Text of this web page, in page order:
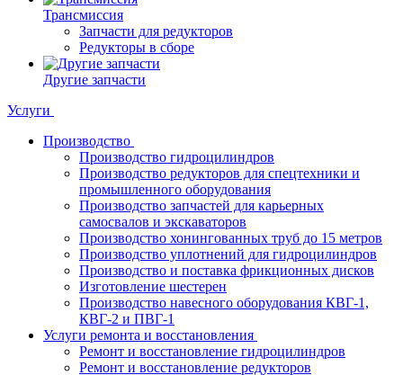
Трансмиссия
Запчасти для редукторов
Редукторы в сборе
Другие запчасти
Услуги
Производство
Производство гидроцилиндров
Производство редукторов для спецтехники и
промышленного оборудования
Производство запчастей для карьерных
самосвалов и экскаваторов
Производство хонингованных труб до 15 метров
Производство уплотнений для гидроцилиндров
Производство и поставка фрикционных дисков
Изготовление шестерен
Производство навесного оборудования КВГ-1,
КВГ-2 и ПВГ-1
Услуги ремонта и восстановления
Ремонт и восстановление гидроцилиндров
Ремонт и восстановление редукторов